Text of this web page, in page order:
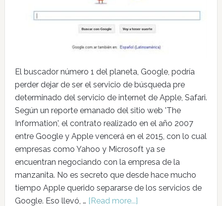
El buscador número 1 del planeta, Google, podría
perder dejar de ser el servicio de búsqueda pre
determinado del servicio de internet de Apple, Safari.
Según un reporte emanado del sitio web 'The
Information', el contrato realizado en el año 2007
entre Google y Apple vencerá en el 2015, con lo cual
empresas como Yahoo y Microsoft ya se
encuentran negociando con la empresa de la
manzanita. No es secreto que desde hace mucho
tiempo Apple querido separarse de los servicios de
Google. Eso llevó, … [Read more...]